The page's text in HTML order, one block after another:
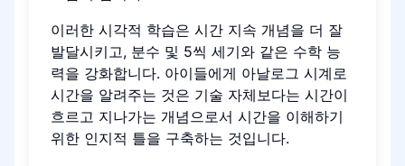
이러한 시각적 학습은 시간 지속 개념을 더 잘
발달시키고, 분수 및 5씩 세기와 같은 수학 능
력을 강화합니다. 아이들에게 아날로그 시계로
시간을 알려주는 것은 기술 자체보다는 시간이
흐르고 지나가는 개념으로서 시간을 이해하기
위한 인지적 틀을 구축하는 것입니다.